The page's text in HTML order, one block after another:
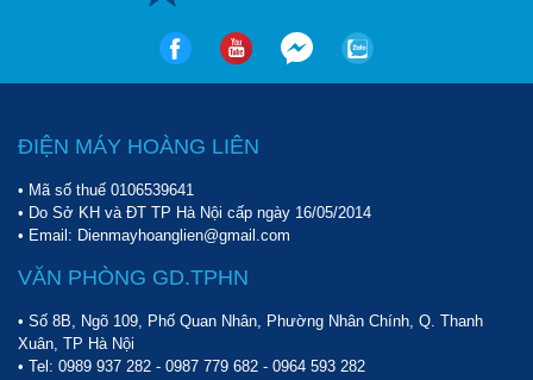
ĐIỆN MÁY HOÀNG LIÊN
• Mã số thuế 0106539641
• Do Sở KH và ĐT TP Hà Nội cấp ngày 16/05/2014
• Email: Dienmayhoanglien@gmail.com
VĂN PHÒNG GD.TPHN
• Số 8B, Ngõ 109, Phố Quan Nhân, Phường Nhân Chính, Q. Thanh
Xuân, TP Hà Nội
• Tel: 0989 937 282 - 0987 779 682 - 0964 593 282